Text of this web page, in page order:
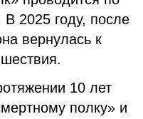
В 2025 году, после
вернулась к
10 лет
полку» и